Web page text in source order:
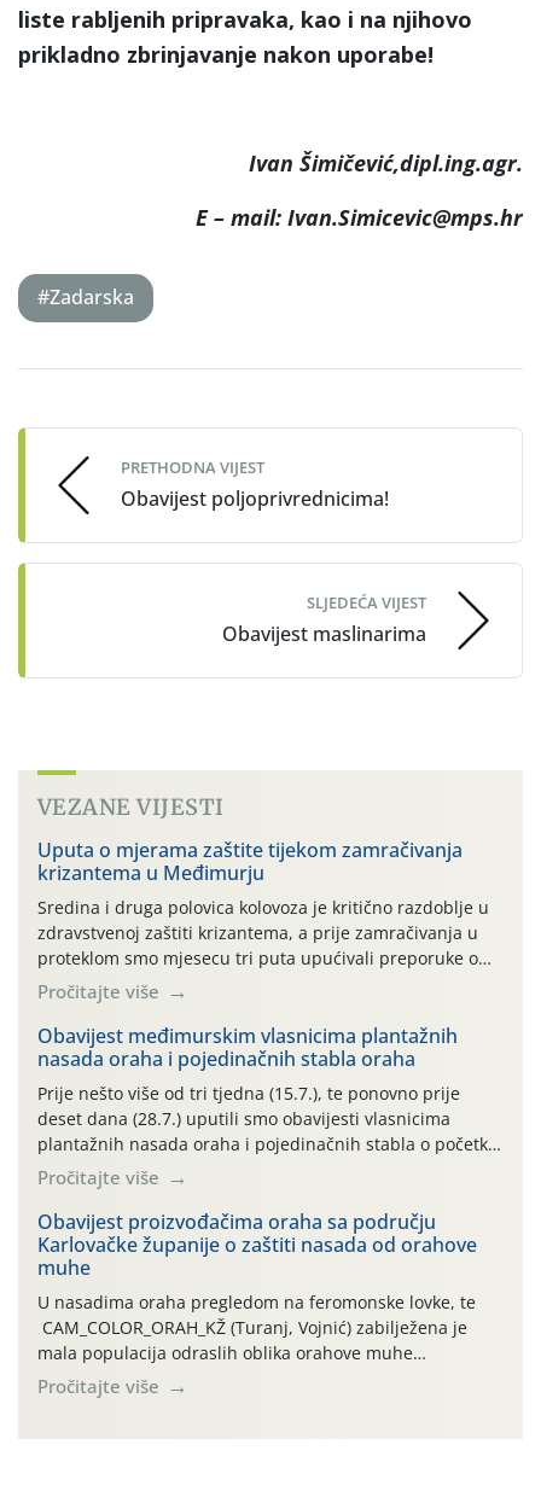
liste rabljenih pripravaka, kao i na njihovo
prikladno zbrinjavanje nakon uporabe!
Ivan Šimičević,dipl.ing.agr.
E – mail: Ivan.Simicevic@mps.hr
#Zadarska
navigation
PRETHODNA VIJEST
Obavijest poljoprivrednicima!
SLJEDEĆA VIJEST
Obavijest maslinarima
VEZANE VIJESTI
Uputa o mjerama zaštite tijekom zamračivanja
krizantema u Međimurju
Sredina i druga polovica kolovoza je kritično razdoblje u
zdravstvenoj zaštiti krizantema, a prije zamračivanja u
proteklom smo mjesecu tri puta upućivali preporuke o
preventivnim mjerama zaštite krizantema od najčešćih
uzročnika bolesti, štetnika i fito-fagnih grinja (23.7., 14.7.,
06.7.)! Na početku ovog mjeseca je zabilježeno je
povijesno i ekstremno vruće meteorološko razdoblje, uz
najviše temperature […]
Pročitajte više
Obavijest međimurskim vlasnicima plantažnih
nasada oraha i pojedinačnih stabla oraha
Prije nešto više od tri tjedna (15.7.), te ponovno prije
deset dana (28.7.) uputili smo obavijesti vlasnicima
plantažnih nasada oraha i pojedinačnih stabla o početku
leta i ovogodišnjoj potrebi usmjerenog suzbijanja
orahove muhe (Rhagoletis completa)! Već dvanaest dana
traje drugi ovogodišnji “toplinski udar”, koji naročito
izražen zadnja šest dana (31.7.-05.8.), jer najviše
temperature zraka svakodnevno […]
Pročitajte više
Obavijest proizvođačima oraha sa području
Karlovačke županije o zaštiti nasada od orahove
muhe
U nasadima oraha pregledom na feromonske lovke, te
CAM_COLOR_ORAH_KŽ (Turanj, Vojnić) zabilježena je
mala populacija odraslih oblika orahove muhe
(Rhagoletis completa). Niska brojnost može se objasniti
činjenicom da je riječ o mladim nasadima s vrlo malim
Pročitajte više